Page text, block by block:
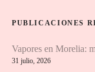
ó
:
PUBLICACIONES
Vapores en Morelia:
31 julio, 2026